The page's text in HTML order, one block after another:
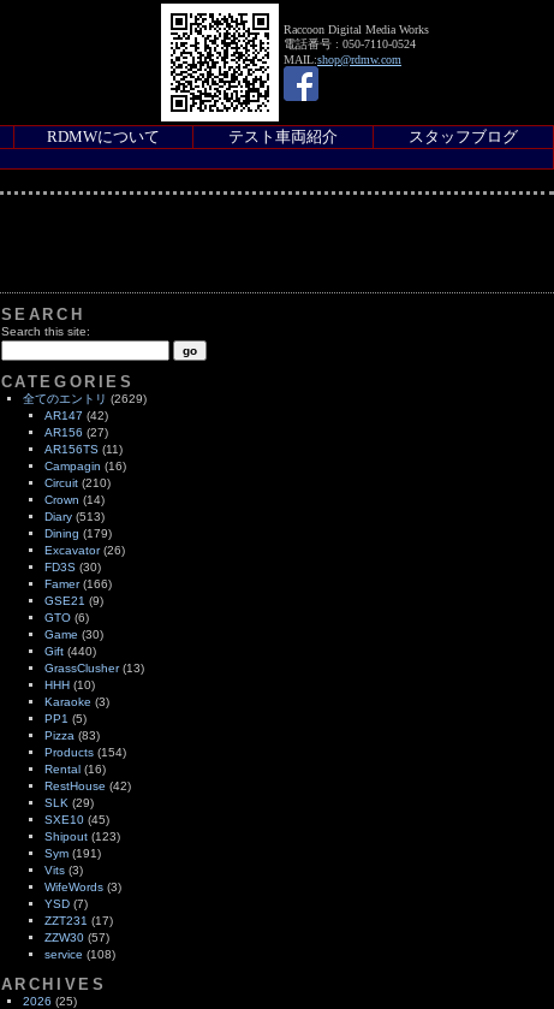
Raccoon Digital Media Works
電話番号 : 050-7110-0524
MAIL:shop@rdmw.com
RDMWについて テスト車両紹介
スタッフブログ
SEARCH
Search this site:
CATEGORIES
全てのエントリ (2629)
AR147 (42)
AR156 (27)
AR156TS(11)
Campagin (16)
Circuit(210)
Crown (14)
Diary(513)
Dining (179)
Excavator(26)
FD3S(30)
Famer(166)
GSE21 (9)
GTO(6)
Game (30)
Gift(440)
GrassClusher(13)
HHH(10)
Karaoke (3)
PP1 (5)
Pizza (83)
Products(154)
Rental(16)
RestHouse (42)
SLK (29)
SXE10(45)
Shipout(123)
Sym(191)
Vits(3)
WifeWords(3)
YSD(7)
ZZT231 (17)
ZZW30(57)
service (108)
ARCHIVES
2026 (25)